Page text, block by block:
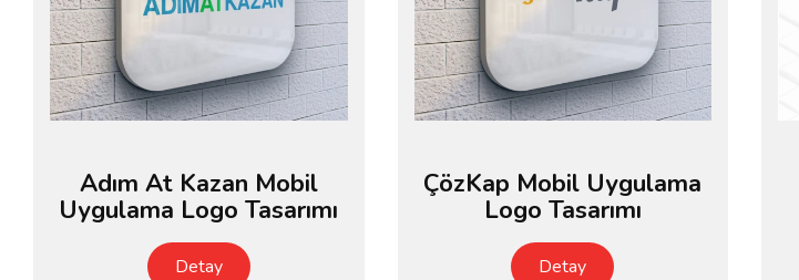
Adım At Kazan Mobil
Uygulama Logo Tasarımı
Detay
ÇözKap Mobil Uygulama
Logo Tasarımı
Detay